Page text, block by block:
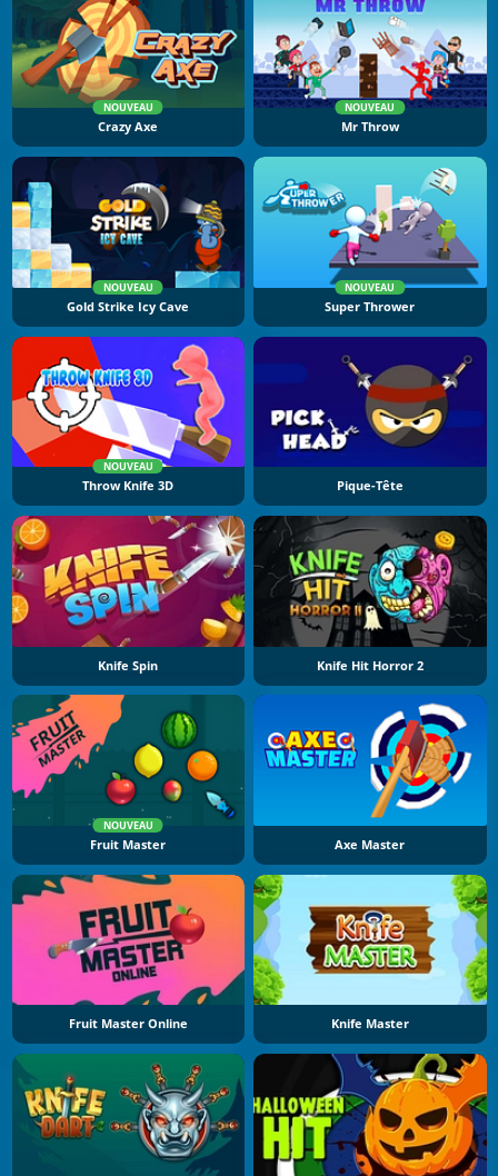
NOUVEAU
Crazy Axe
NOUVEAU
Mr Throw
NOUVEAU
Gold Strike Icy Cave
NOUVEAU
Super Thrower
NOUVEAU
Throw Knife 3D Pique-Tête
Knife Spin Knife Hit Horror 2
NOUVEAU
Fruit Master Axe Master
Fruit Master Online Knife Master